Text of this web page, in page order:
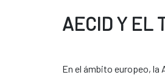
AECID Y EL
En el ámbito europeo, la